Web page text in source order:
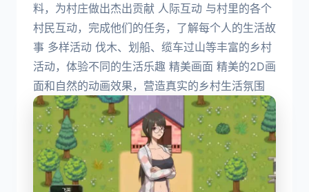
料，为村庄做出杰出贡献 人际互动 与村里的各个
村民互动，完成他们的任务，了解每个人的生活故
事 多样活动 伐木、划船、缆车过山等丰富的乡村
活动，体验不同的生活乐趣 精美画面 精美的2D画
面和自然的动画效果，营造真实的乡村生活氛围